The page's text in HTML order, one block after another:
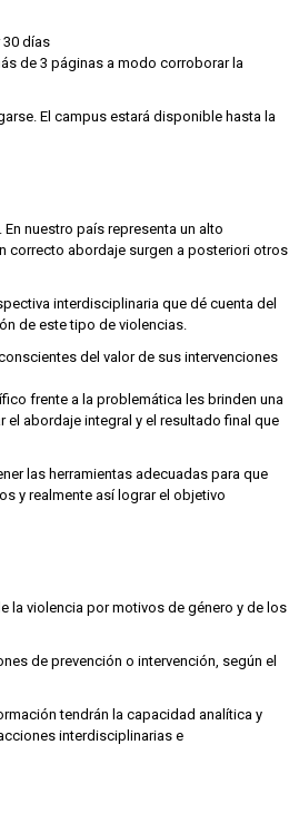
30 días
de 3 páginas a modo corroborar la
El campus estará disponible hasta la
nuestro país representa un alto
correcto abordaje surgen a posteriori otros
interdisciplinaria que dé cuenta del
de este tipo de violencias.
del valor de sus intervenciones
frente a la problemática les brinden una
abordaje integral y el resultado final que
las herramientas adecuadas para que
y realmente así lograr el objetivo
la violencia por motivos de género y de los
de prevención o intervención, según el
tendrán la capacidad analítica y
interdisciplinarias e